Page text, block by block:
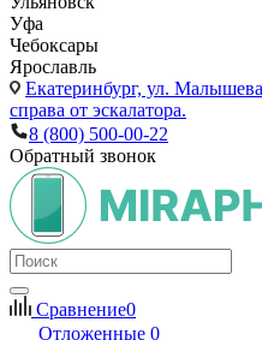
Уфа
Чебоксары
Ярославль
Екатеринбург, ул.
справа от эскалатора.
8 (800) 500-00-22
Обратный звонок
Сравнение0
Отложенные 0